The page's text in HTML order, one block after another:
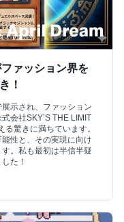
ファッション界を
！
示され、ファッション
会社SKY’S THE LIMIT
驚きに満ちています。
性と、その実現に向け
。私も最初は半信半疑
た！